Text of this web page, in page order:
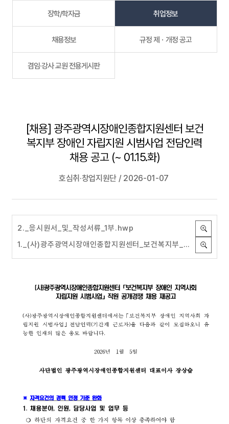
장학/학자금 취업정보
채용정보 규정 제ㆍ개정 공고
겸임·강사 교원 전용게시판
[채용] 광주광역시장애인종합지원센터 보건
복지부 장애인 자립지원 시범사업 전담인력
채용 공고 (~ 01.15.화)
호심취·창업지원단 / 2026-01-07
2._응시원서_및_작성서류_1부.hwp
1._(사)광주광역시장애인종합지원센터_보건복지부_장애인_자립지원_시범사업_전담인력_채용_재공고_1부.pdf